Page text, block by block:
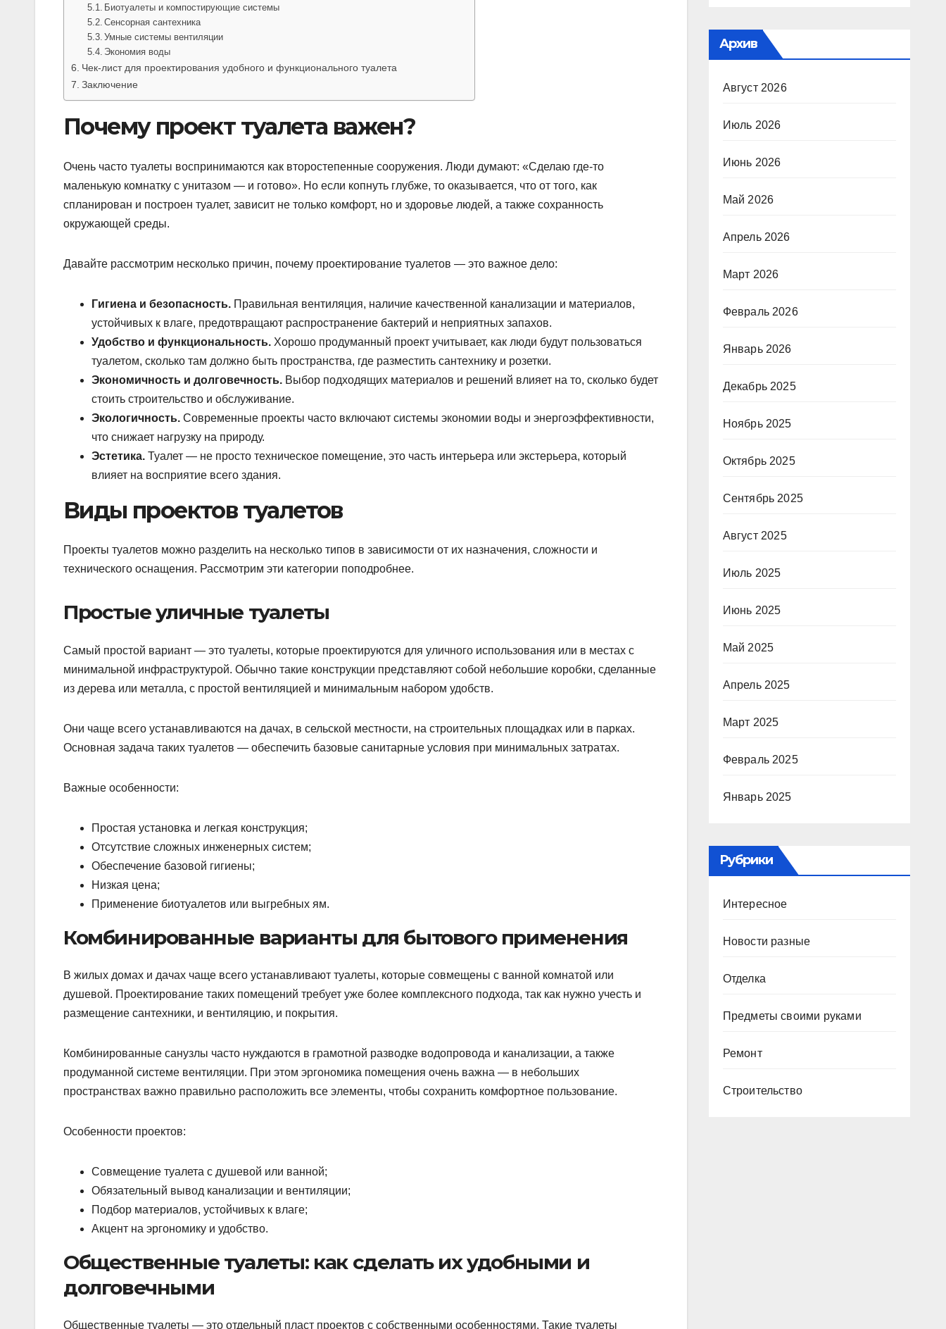
Биотуалеты и компостирующие системы
Сенсорная сантехника
Умные системы вентиляции
Экономия воды
Чек-лист для проектирования удобного и функционального туалета
Заключение
Почему проект туалета важен?
Очень часто туалеты воспринимаются как второстепенные сооружения. Люди думают: «Сделаю где-то
маленькую комнатку с унитазом — и готово». Но если копнуть глубже, то оказывается, что от того, как
спланирован и построен туалет, зависит не только комфорт, но и здоровье людей, а также сохранность
окружающей среды.
Давайте рассмотрим несколько причин, почему проектирование туалетов — это важное дело:
Гигиена и безопасность. Правильная вентиляция, наличие качественной канализации и материалов,
устойчивых к влаге, предотвращают распространение бактерий и неприятных запахов.
Удобство и функциональность. Хорошо продуманный проект учитывает, как люди будут пользоваться
туалетом, сколько там должно быть пространства, где разместить сантехнику и розетки.
Экономичность и долговечность. Выбор подходящих материалов и решений влияет на то, сколько будет
стоить строительство и обслуживание.
Экологичность. Современные проекты часто включают системы экономии воды и энергоэффективности,
что снижает нагрузку на природу.
Эстетика. Туалет — не просто техническое помещение, это часть интерьера или экстерьера, который
влияет на восприятие всего здания.
Виды проектов туалетов
Проекты туалетов можно разделить на несколько типов в зависимости от их назначения, сложности и
технического оснащения. Рассмотрим эти категории поподробнее.
Простые уличные туалеты
Самый простой вариант — это туалеты, которые проектируются для уличного использования или в местах с
минимальной инфраструктурой. Обычно такие конструкции представляют собой небольшие коробки, сделанные
из дерева или металла, с простой вентиляцией и минимальным набором удобств.
Они чаще всего устанавливаются на дачах, в сельской местности, на строительных площадках или в парках.
Основная задача таких туалетов — обеспечить базовые санитарные условия при минимальных затратах.
Важные особенности:
Простая установка и легкая конструкция;
Отсутствие сложных инженерных систем;
Обеспечение базовой гигиены;
Низкая цена;
Применение биотуалетов или выгребных ям.
Комбинированные варианты для бытового применения
В жилых домах и дачах чаще всего устанавливают туалеты, которые совмещены с ванной комнатой или
душевой. Проектирование таких помещений требует уже более комплексного подхода, так как нужно учесть и
размещение сантехники, и вентиляцию, и покрытия.
Комбинированные санузлы часто нуждаются в грамотной разводке водопровода и канализации, а также
продуманной системе вентиляции. При этом эргономика помещения очень важна — в небольших
пространствах важно правильно расположить все элементы, чтобы сохранить комфортное пользование.
Особенности проектов:
Совмещение туалета с душевой или ванной;
Обязательный вывод канализации и вентиляции;
Подбор материалов, устойчивых к влаге;
Акцент на эргономику и удобство.
Общественные туалеты: как сделать их удобными и
долговечными
Общественные туалеты — это отдельный пласт проектов с собственными особенностями. Такие туалеты
Архив
Август 2026
Июль 2026
Июнь 2026
Май 2026
Апрель 2026
Март 2026
Февраль 2026
Январь 2026
Декабрь 2025
Ноябрь 2025
Октябрь 2025
Сентябрь 2025
Август 2025
Июль 2025
Июнь 2025
Май 2025
Апрель 2025
Март 2025
Февраль 2025
Январь 2025
Рубрики
Интересное
Новости разные
Отделка
Предметы своими руками
Ремонт
Строительство